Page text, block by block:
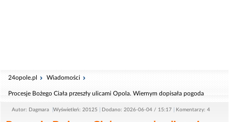
24opole.pl Wiadomości
Procesje Bożego Ciała przeszły ulicami Opola. Wiernym dopisała pogoda
Autor: Dagmara Wyświetleń: 20125 Dodano: 2026-06-04 / 15:17 Komentarzy: 4